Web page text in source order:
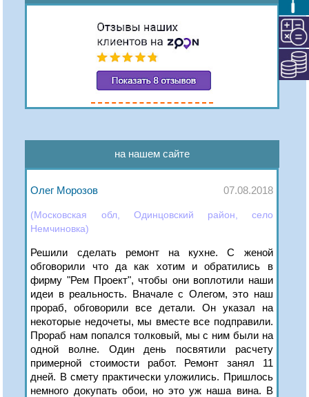
на нашем сайте
Олег Морозов 07.08.2018
(Московская обл, Одинцовский район, село
Немчиновка)
Решили сделать ремонт на кухне. С женой
обговорили что да как хотим и обратились в
фирму "Рем Проект", чтобы они воплотили наши
идеи в реальность. Вначале с Олегом, это наш
прораб, обговорили все детали. Он указал на
некоторые недочеты, мы вместе все подправили.
Прораб нам попался толковый, мы с ним были на
одной волне. Один день посвятили расчету
примерной стоимости работ. Ремонт занял 11
дней. В смету практически уложились. Пришлось
немного докупать обои, но это уж наша вина. В